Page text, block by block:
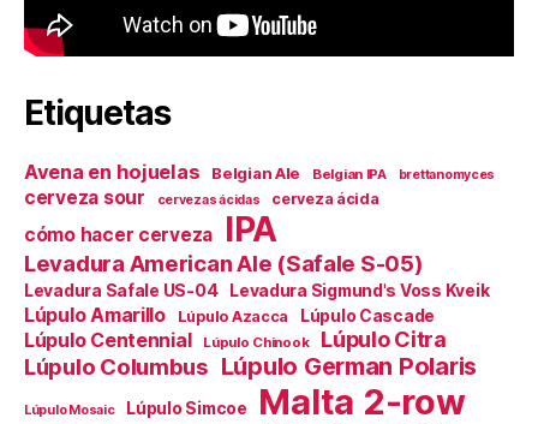
Etiquetas
Avena en hojuelas Belgian Ale Belgian IPA brettanomyces
cerveza sour cervezas ácidas cerveza ácida
cómo hacer cerveza IPA
Levadura American Ale (Safale S-05)
Levadura Safale US-04 Levadura Sigmund's Voss Kveik
Lúpulo Amarillo Lúpulo Azacca Lúpulo Cascade
Lúpulo Centennial Lúpulo Chinook Lúpulo Citra
Lúpulo Columbus Lúpulo German Polaris
Lúpulo Mosaic Lúpulo Simcoe Malta 2-row